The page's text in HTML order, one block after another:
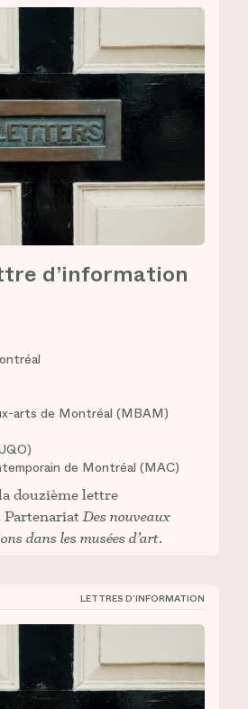
d’information
arts de Montréal (MBAM)
de Montréal (MAC)
douzième lettre
Partenariat Des nouveaux
dans les musées d’art.
n° 11
LETTRES D’INFORMATION